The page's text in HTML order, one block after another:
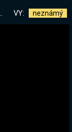
VY: neznámý